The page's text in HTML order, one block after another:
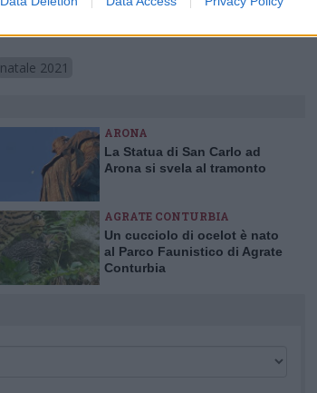
Pubblicato il 13 Dicembre 2021
natale 2021
ARONA
La Statua di San Carlo ad
Arona si svela al tramonto
AGRATE CONTURBIA
Un cucciolo di ocelot è nato
al Parco Faunistico di Agrate
Conturbia